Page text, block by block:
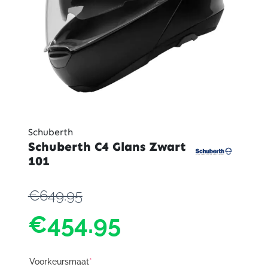
Schuberth
Schuberth C4 Glans Zwart
101
€649.95
€454.95
Voorkeursmaat*